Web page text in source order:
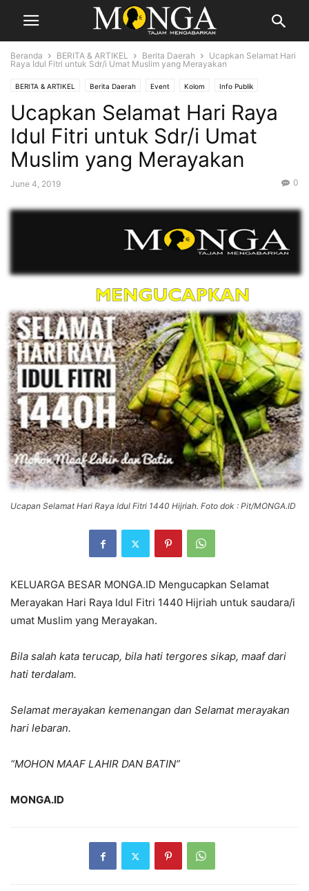
Beranda BERITA & ARTIKEL Berita Daerah
Ucapkan Selamat Hari
Raya Idul Fitri untuk Sdr/i Umat Muslim yang Merayakan
BERITA & ARTIKEL Berita Daerah Event Kolom Info Publik
Lain-lain
Ucapkan Selamat Hari Raya
Idul Fitri untuk Sdr/i Umat
Muslim yang Merayakan
June 4, 2019 0
Ucapan Selamat Hari Raya Idul Fitri 1440 Hijriah. Foto dok : Pit/MONGA.ID
KELUARGA BESAR MONGA.ID Mengucapkan Selamat
Merayakan Hari Raya Idul Fitri 1440 Hijriah untuk saudara/i
umat Muslim yang Merayakan.
Bila salah kata terucap, bila hati tergores sikap, maaf dari
hati terdalam.
Selamat merayakan kemenangan dan Selamat merayakan
hari lebaran.
“MOHON MAAF LAHIR DAN BATIN”
MONGA.ID